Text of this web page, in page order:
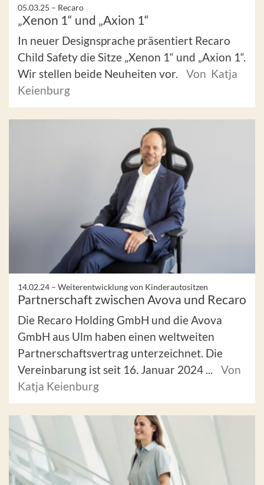
05.03.25 – Recaro
„Xenon 1“ und „Axion 1“
In neuer Designsprache präsentiert Recaro
Child Safety die Sitze „Xenon 1“ und „Axion 1“.
Wir stellen beide Neuheiten vor.
Von Katja
Keienburg
14.02.24 – Weiterentwicklung von Kinderautositzen
Partnerschaft zwischen Avova und Recaro
Die Recaro Holding GmbH und die Avova
GmbH aus Ulm haben einen weltweiten
Partnerschaftsvertrag unterzeichnet. Die
Vereinbarung ist seit 16. Januar 2024 ...
Von
Katja Keienburg